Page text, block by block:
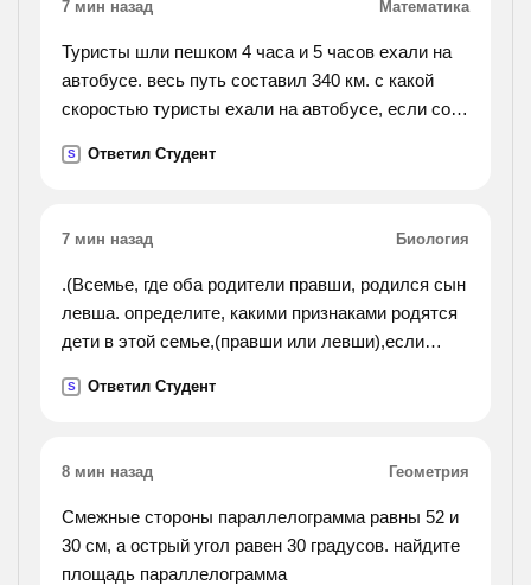
7 мин назад Математика
Туристы шли пешком 4 часа и 5 часов ехали на
автобусе. весь путь составил 340 км. с какой
скоростью туристы ехали на автобусе, если со
составила 70 км/ч?
S Ответил Студент
7 мин назад Биология
.(Всемье, где оба родители правши, родился сын
левша. определите, какими признаками родятся
дети в этой семье,(правши или левши),если
доминантный признак, а левша рецессивный
S Ответил Студент
8 мин назад Геометрия
Смежные стороны параллелограмма равны 52 и
30 см, а острый угол равен 30 градусов. найдите
площадь параллелограмма